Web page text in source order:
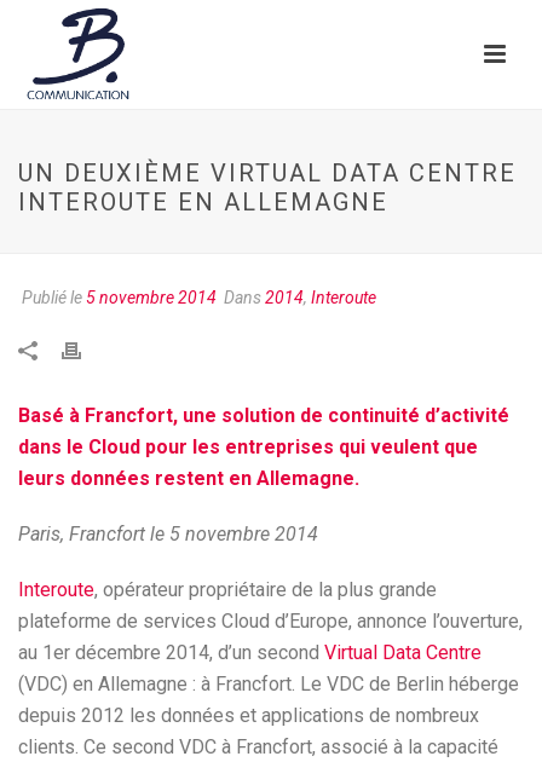
UN DEUXIÈME VIRTUAL DATA CENTRE
INTEROUTE EN ALLEMAGNE
Publié le5 novembre 2014 Dans2014, Interoute
Basé à Francfort, une solution de continuité d’activité
dans le Cloud pour les entreprises qui veulent que
leurs données restent en Allemagne.
Paris, Francfort le 5 novembre 2014
Interoute, opérateur propriétaire de la plus grande
plateforme de services Cloud d’Europe, annonce l’ouverture,
au 1er décembre 2014, d’un second Virtual Data Centre
(VDC) en Allemagne : à Francfort. Le VDC de Berlin héberge
depuis 2012 les données et applications de nombreux
clients. Ce second VDC à Francfort, associé à la capacité